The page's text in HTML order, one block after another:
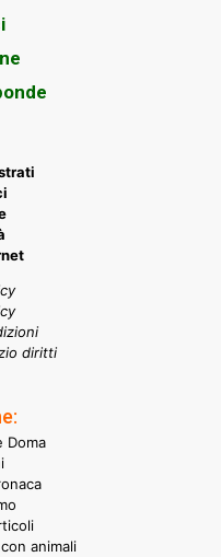
diritti
Doma
animali